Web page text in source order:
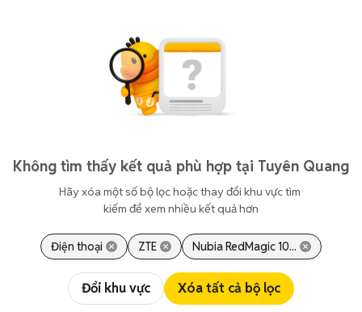
Không tìm thấy kết quả phù hợp tại Tuyên Quang
Hãy xóa một số bộ lọc hoặc thay đổi khu vực tìm
kiếm để xem nhiều kết quả hơn
Điện thoại ZTE Nubia RedMagic 10...
Đổi khu vực Xóa tất cả bộ lọc